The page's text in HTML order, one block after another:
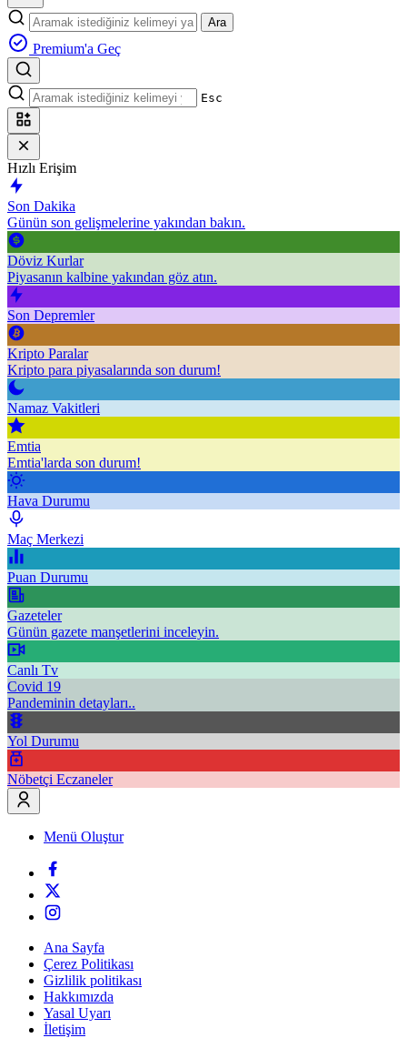
Ara
Premium'a Geç
Esc
Hızlı Erişim
Son Dakika
Günün son gelişmelerine yakından bakın.
Döviz Kurlar
Piyasanın kalbine yakından göz atın.
Son Depremler
Kripto Paralar
Kripto para piyasalarında son durum!
Namaz Vakitleri
Emtia
Emtia'larda son durum!
Hava Durumu
Maç Merkezi
Puan Durumu
Gazeteler
Günün gazete manşetlerini inceleyin.
Canlı Tv
Covid 19
Pandeminin detayları..
Yol Durumu
Nöbetçi Eczaneler
Menü Oluştur
Ana Sayfa
Çerez Politikası
Gizlilik politikası
Hakkımızda
Yasal Uyarı
İletişim